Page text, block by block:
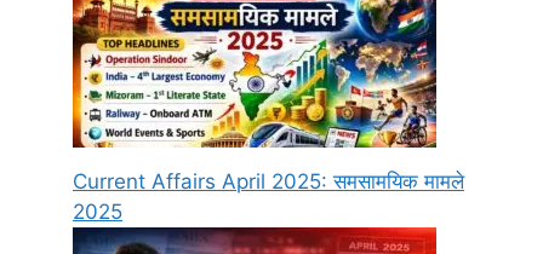
Current Affairs April 2025: समसामयिक मामले
2025